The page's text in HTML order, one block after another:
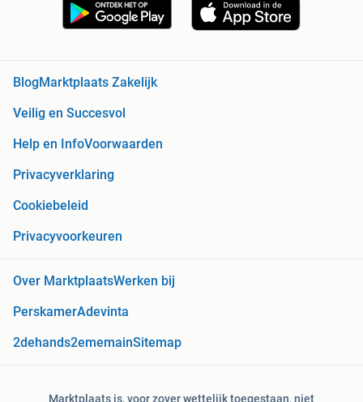
BlogMarktplaats Zakelijk
Veilig en Succesvol
Help en InfoVoorwaarden
Privacyverklaring
Cookiebeleid
Privacyvoorkeuren
Over MarktplaatsWerken bij
PerskamerAdevinta
2dehands2ememainSitemap
Marktplaats is, voor zover wettelijk toegestaan, niet